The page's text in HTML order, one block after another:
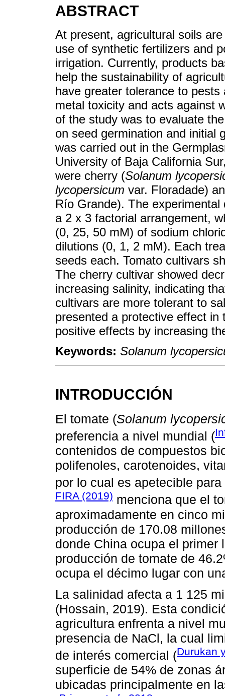
ABSTRACT
At present, agricultural soils
use of synthetic fertilizers and
irrigation. Currently, products
help the sustainability of
have greater tolerance to
metal toxicity and acts against
of the study was to evaluate
on seed germination and initial
was carried out in the
University of Baja California
were cherry (Solanum
lycopersicum var. Floradade)
Río Grande). The
a 2 x 3 factorial arrangement,
(0, 25, 50 mM) of sodium
dilutions (0, 1, 2 mM). Each
seeds each. Tomato cultivars
The cherry cultivar showed
increasing salinity, indicating
cultivars are more tolerant to
presented a protective effect
positive effects by increasing
Keywords: Solanum
INTRODUCCIÓN
El tomate (Solanum
preferencia a nivel mundial (
contenidos de compuestos
polifenoles, carotenoides,
por lo cual es apetecible
FIRA (2019) menciona que el
aproximadamente en cinco
producción de 170.08
donde China ocupa el primer
producción de tomate de
ocupa el décimo lugar con
La salinidad afecta a 1 125
(Hossain, 2019). Esta
agricultura enfrenta a nivel
presencia de NaCl, la cual
de interés comercial (Durukan
superficie de 54% de zonas
ubicadas principalmente en